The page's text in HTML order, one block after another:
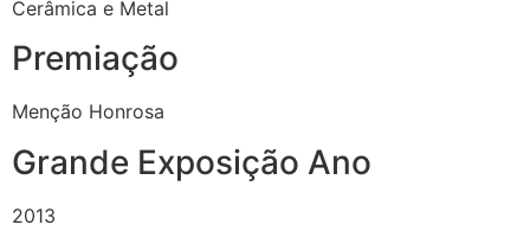
Cerâmica e Metal
Premiação
Menção Honrosa
Grande Exposição Ano
2013